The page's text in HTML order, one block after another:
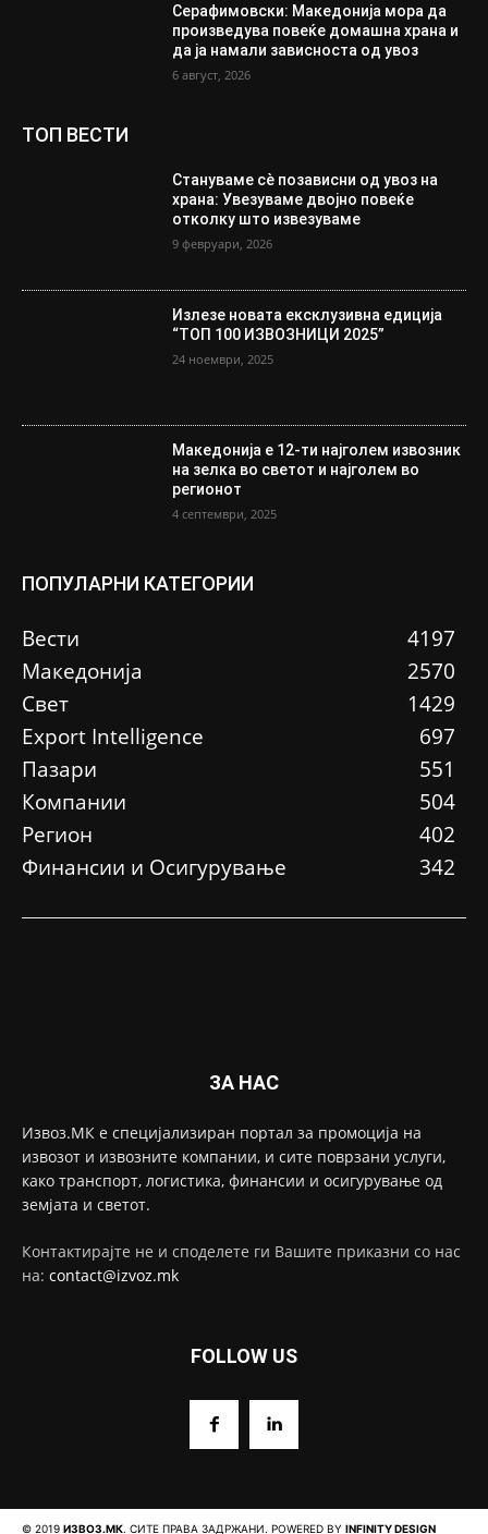
Серафимовски: Македонија мора да
произведува повеќе домашна храна и
да ја намали зависноста од увоз
6 август, 2026
ТОП ВЕСТИ
Стануваме сè позависни од увоз на
храна: Увезуваме двојно повеќе
отколку што извезуваме
9 февруари, 2026
Излезе новата ексклузивна едиција
“ТОП 100 ИЗВОЗНИЦИ 2025”
24 ноември, 2025
Македонија е 12-ти најголем извозник
на зелка во светот и најголем во
регионот
4 септември, 2025
ПОПУЛАРНИ КАТЕГОРИИ
Вести
4197
Македонија
2570
Свет
1429
Еxport Intelligence
697
Пазари
551
Компании
504
Регион
402
Финансии и Осигурување
342
ЗА НАС
Извоз.МК е специјализиран портал за промоција на
извозот и извозните компании, и сите поврзани услуги,
како транспорт, логистика, финансии и осигурување од
земјата и светот.
Контактирајте не и споделете ги Вашите приказни со нас
на: contact@izvoz.mk
FOLLOW US
© 2019 ИЗВОЗ.МК. СИТЕ ПРАВА ЗАДРЖАНИ. POWERED BY INFINITY DESIGN